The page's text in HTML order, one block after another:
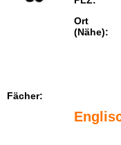
Ort
(Nähe):
Fächer: